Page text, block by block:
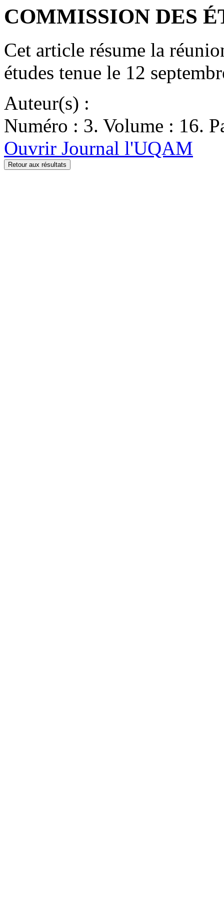
COMMISSION DES
Cet article résume la
études tenue le 12
Auteur(s) :
Numéro : 3. Volume : 16.
Ouvrir Journal l'UQAM
Retour aux résultats